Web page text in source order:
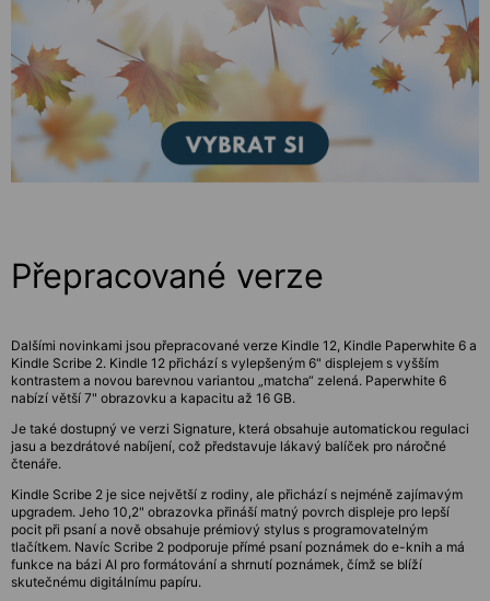
Přepracované verze
Dalšími novinkami jsou přepracované verze Kindle 12, Kindle Paperwhite 6 a
Kindle Scribe 2. Kindle 12 přichází s vylepšeným 6" displejem s vyšším
kontrastem a novou barevnou variantou „matcha“ zelená. Paperwhite 6
nabízí větší 7" obrazovku a kapacitu až 16 GB.
Je také dostupný ve verzi Signature, která obsahuje automatickou regulaci
jasu a bezdrátové nabíjení, což představuje lákavý balíček pro náročné
čtenáře.
Kindle Scribe 2 je sice největší z rodiny, ale přichází s nejméně zajímavým
upgradem. Jeho 10,2" obrazovka přináší matný povrch displeje pro lepší
pocit při psaní a nově obsahuje prémiový stylus s programovatelným
tlačítkem. Navíc Scribe 2 podporuje přímé psaní poznámek do e-knih a má
funkce na bázi AI pro formátování a shrnutí poznámek, čímž se blíží
skutečnému digitálnímu papíru.